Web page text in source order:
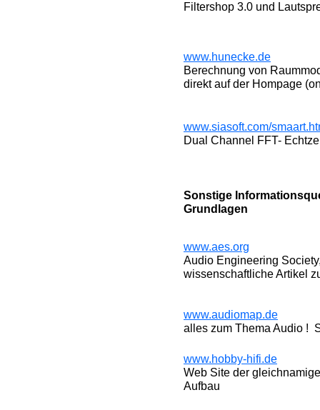
Filtershop 3.0 und
www.hunecke.de
Berechnung von
direkt auf der Hompage
www.siasoft.com/
Dual Channel FFT-
Sonstige
Grundlagen
www.aes.org
Audio Engineering
wissenschaftliche Artikel
www.audiomap.de
alles zum Thema Audio !
www.hobby-hifi.de
Web Site der
Aufbau